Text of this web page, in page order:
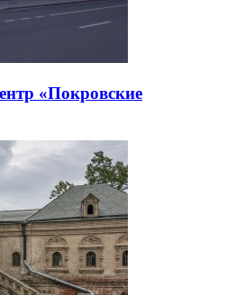
«Покровские